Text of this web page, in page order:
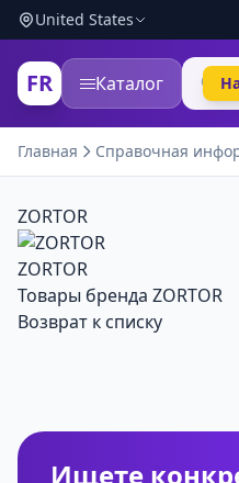
United States
FR Каталог
Главная Справочная
ZORTOR
ZORTOR
Товары бренда ZORTOR
Возврат к списку
Ищете